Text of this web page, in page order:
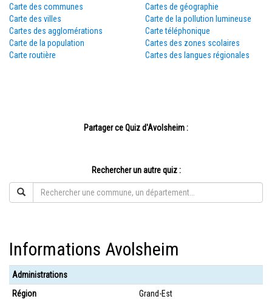
Carte des communes
Carte des villes
Cartes des agglomérations
Carte de la population
Carte routière
Cartes de géographie
Carte de la pollution lumineuse
Carte téléphonique
Cartes des zones scolaires
Cartes des langues régionales
Partager ce Quiz d'Avolsheim :
Rechercher un autre quiz :
Informations Avolsheim
Administrations
Région
Grand-Est